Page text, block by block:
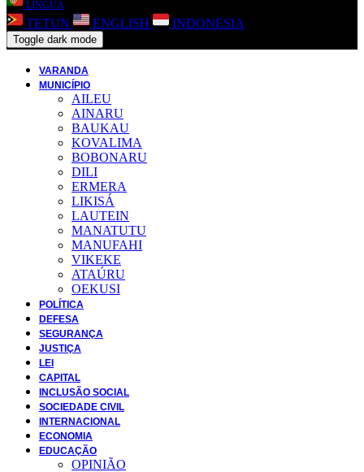
LINGUA
TETUN ENGLISH INDONESIA
Toggle dark mode
VARANDA
MUNICÍPIO
AILEU
AINARU
BAUKAU
KOVALIMA
BOBONARU
DILI
ERMERA
LIKISÁ
LAUTEIN
MANATUTU
MANUFAHI
VIKEKE
ATAÚRU
OEKUSI
POLÍTICA
DEFESA
SEGURANÇA
JUSTIÇA
LEI
CAPITAL
INCLUSÃO SOCIAL
SOCIEDADE CIVIL
INTERNACIONAL
ECONOMIA
EDUCAÇÃO
OPINIÃO